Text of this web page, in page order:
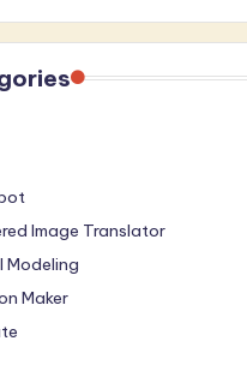
Image Translator
Modeling
Maker